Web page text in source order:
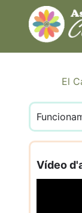
El
Vídeo